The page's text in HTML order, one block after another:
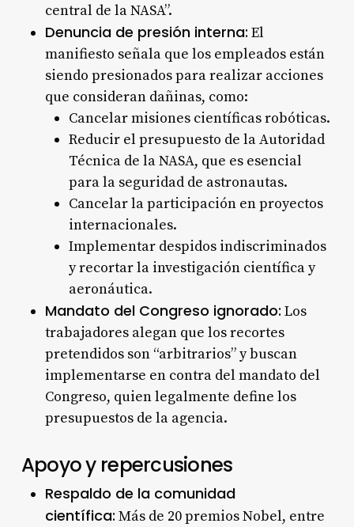
central de la NASA”.
Denuncia de presión interna: El
manifiesto señala que los empleados están
siendo presionados para realizar acciones
que consideran dañinas, como:
Cancelar misiones científicas robóticas.
Reducir el presupuesto de la Autoridad
Técnica de la NASA, que es esencial
para la seguridad de astronautas.
Cancelar la participación en proyectos
internacionales.
Implementar despidos indiscriminados
y recortar la investigación científica y
aeronáutica.
Mandato del Congreso ignorado: Los
trabajadores alegan que los recortes
pretendidos son “arbitrarios” y buscan
implementarse en contra del mandato del
Congreso, quien legalmente define los
presupuestos de la agencia.
Apoyo y repercusiones
Respaldo de la comunidad
científica: Más de 20 premios Nobel, entre